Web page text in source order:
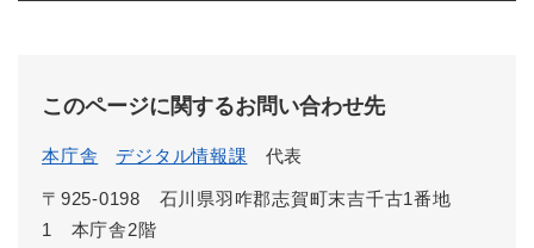
このページに関するお問い合わせ先
本庁舎 デジタル情報課 代表
〒925-0198 石川県羽咋郡志賀町末吉千古1番地
1 本庁舎2階